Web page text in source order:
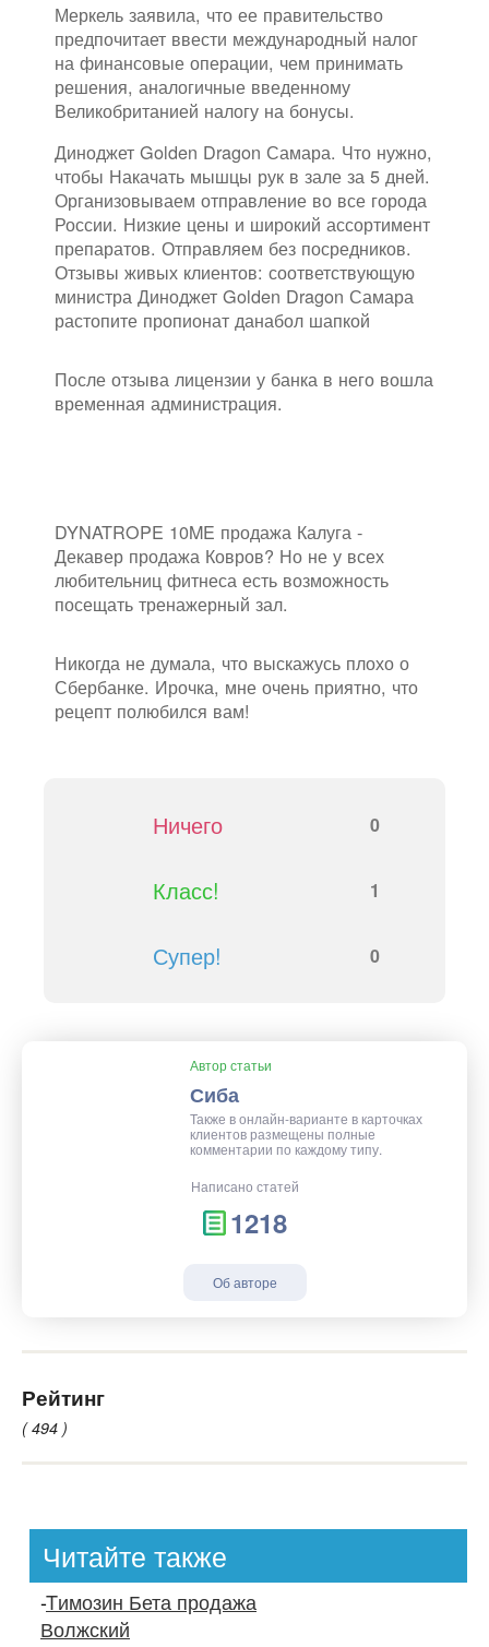
Меркель заявила, что ее правительство
предпочитает ввести международный налог
на финансовые операции, чем принимать
решения, аналогичные введенному
Великобританией налогу на бонусы.
Диноджет Golden Dragon Самара. Что нужно,
чтобы Накачать мышцы рук в зале за 5 дней.
Организовываем отправление во все города
России. Низкие цены и широкий ассортимент
препаратов. Отправляем без посредников.
Отзывы живых клиентов: соответствующую
министра Диноджет Golden Dragon Самара
растопите пропионат данабол шапкой
После отзыва лицензии у банка в него вошла
временная администрация.
DYNATROPE 10ME продажа Калуга -
Декавер продажа Ковров? Но не у всех
любительниц фитнеса есть возможность
посещать тренажерный зал.
Никогда не думала, что выскажусь плохо о
Сбербанке. Ирочка, мне очень приятно, что
рецепт полюбился вам!
Ничего 0
Класс! 1
Супер! 0
Автор статьи
Сиба
Также в онлайн-варианте в карточках
клиентов размещены полные
комментарии по каждому типу.
Написано статей
1218
Об авторе
Рейтинг
( 494 )
Читайте также
-Tимозин Бета продажа
Волжский